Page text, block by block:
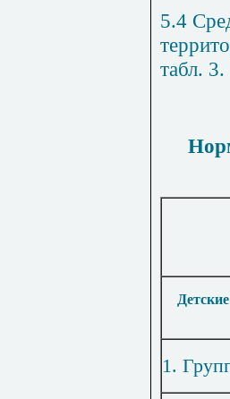
5.4
табл. 3.
1.